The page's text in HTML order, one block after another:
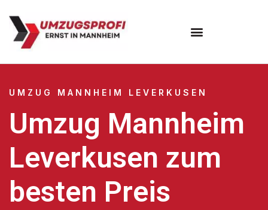
UMZUG MANNHEIM LEVERKUSEN
Umzug Mannheim
Leverkusen zum
besten Preis